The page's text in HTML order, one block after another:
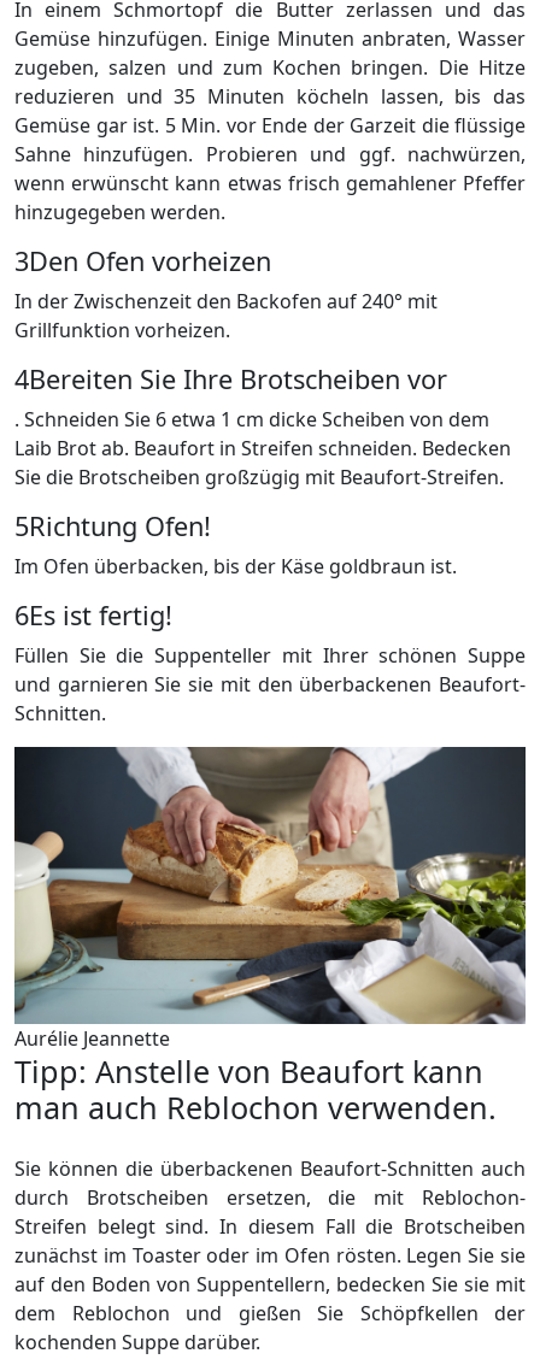
In einem Schmortopf die Butter zerlassen und das
Gemüse hinzufügen. Einige Minuten anbraten, Wasser
zugeben, salzen und zum Kochen bringen. Die Hitze
reduzieren und 35 Minuten köcheln lassen, bis das
Gemüse gar ist. 5 Min. vor Ende der Garzeit die flüssige
Sahne hinzufügen. Probieren und ggf. nachwürzen,
wenn erwünscht kann etwas frisch gemahlener Pfeffer
hinzugegeben werden.
3Den Ofen vorheizen
In der Zwischenzeit den Backofen auf 240° mit
Grillfunktion vorheizen.
4Bereiten Sie Ihre Brotscheiben vor
. Schneiden Sie 6 etwa 1 cm dicke Scheiben von dem
Laib Brot ab. Beaufort in Streifen schneiden. Bedecken
Sie die Brotscheiben großzügig mit Beaufort-Streifen.
5Richtung Ofen!
Im Ofen überbacken, bis der Käse goldbraun ist.
6Es ist fertig!
Füllen Sie die Suppenteller mit Ihrer schönen Suppe
und garnieren Sie sie mit den überbackenen Beaufort-
Schnitten.
Aurélie Jeannette
Tipp: Anstelle von Beaufort kann
man auch Reblochon verwenden.
Sie können die überbackenen Beaufort-Schnitten auch
durch Brotscheiben ersetzen, die mit Reblochon-
Streifen belegt sind. In diesem Fall die Brotscheiben
zunächst im Toaster oder im Ofen rösten. Legen Sie sie
auf den Boden von Suppentellern, bedecken Sie sie mit
dem Reblochon und gießen Sie Schöpfkellen der
kochenden Suppe darüber.